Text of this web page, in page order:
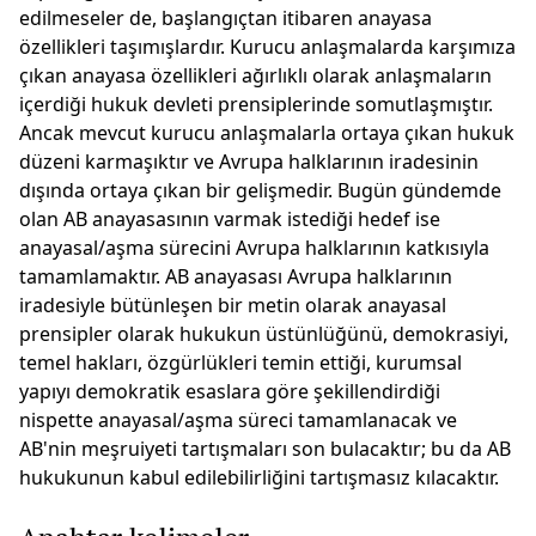
edilmeseler de, başlangıçtan itibaren anayasa
özellikleri taşımışlardır. Kurucu anlaşmalarda karşımıza
çıkan anayasa özellikleri ağırlıklı olarak anlaşmaların
içerdiği hukuk devleti prensiplerinde somutlaşmıştır.
Ancak mevcut kurucu anlaşmalarla ortaya çıkan hukuk
düzeni karmaşıktır ve Avrupa halklarının iradesinin
dışında ortaya çıkan bir gelişmedir. Bugün gündemde
olan AB anayasasının varmak istediği hedef ise
anayasal/aşma sürecini Avrupa halklarının katkısıyla
tamamlamaktır. AB anayasası Avrupa halklarının
iradesiyle bütünleşen bir metin olarak anayasal
prensipler olarak hukukun üstünlüğünü, demokrasiyi,
temel hakları, özgürlükleri temin ettiği, kurumsal
yapıyı demokratik esaslara göre şekillendirdiği
nispette anayasal/aşma süreci tamamlanacak ve
AB'nin meşruiyeti tartışmaları son bulacaktır; bu da AB
hukukunun kabul edilebilirliğini tartışmasız kılacaktır.